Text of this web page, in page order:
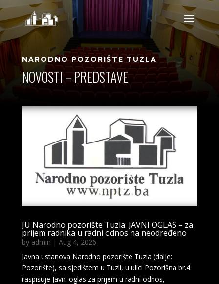
NARODNO POZORIŠTE TUZLA
NOVOSTI – PREDSTAVE
JU Narodno pozorište Tuzla: JAVNI OGLAS – za
prijem radnika u radni odnos na neodređeno
by admin | Aug 4, 2026
Javna ustanova Narodno pozorište Tuzla (dalje:
Pozorište), sa sjedištem u Tuzli, u ulici Pozorišna br.4
raspisuje Javni oglas za prijem u radni odnos,